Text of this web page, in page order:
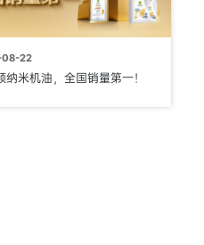
22
纳米机油，全国销量第一！